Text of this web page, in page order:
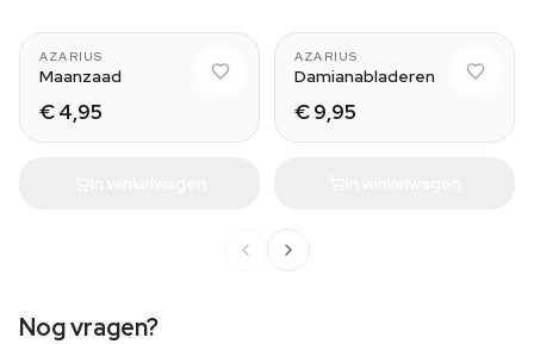
AZARIUS
Maanzaad
€ 4,95
AZARIUS
Damianabladeren
€ 9,95
Nog vragen?